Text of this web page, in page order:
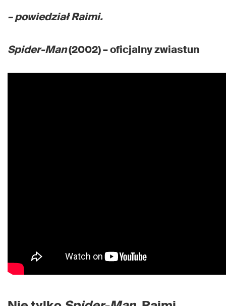
– powiedział Raimi.
Spider-Man(2002) – oficjalny zwiastun